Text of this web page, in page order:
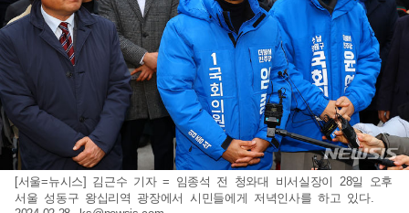
[서울=뉴시스] 김근수 기자 = 임종석 전 청와대 비서실장이 28일 오후
서울 성동구 왕십리역 광장에서 시민들에게 저녁인사를 하고 있다.